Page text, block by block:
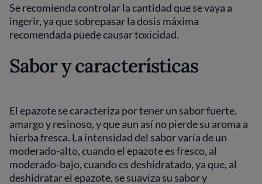
Se recomienda controlar la cantidad que se vaya a
ingerir, ya que sobrepasar la dosis máxima
recomendada puede causar toxicidad.
Sabor y características
El epazote se caracteriza por tener un sabor fuerte,
amargo y resinoso, y que aun así no pierde su aroma a
hierba fresca. La intensidad del sabor varía de un
moderado-alto, cuando el epazote es fresco, al
moderado-bajo, cuando es deshidratado, ya que, al
deshidratar el epazote, se suaviza su sabor y